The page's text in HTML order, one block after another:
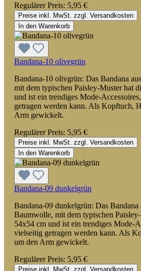
Regulärer Preis: 5,95 €
Preise inkl. MwSt. zzgl. Versandkosten
In den Warenkorb
Bandana-10 olivegrün
Bandana-10 olivgrün: Das Bandana
mit dem typischen Paisley-Muster hat
und ist ein trendiges Mode-
getragen werden kann. Als Kopftuch,
Arm gewickelt.
Regulärer Preis: 5,95 €
Preise inkl. MwSt. zzgl. Versandkosten
In den Warenkorb
Bandana-09 dunkelgrün
Bandana-09 dunkelgrün: Das Bandana
Baumwolle, mit dem typischen
54x54 cm und ist ein trendiges Mode-
vielseitig getragen werden kann. Als
um den Arm gewickelt.
Regulärer Preis: 5,95 €
Preise inkl. MwSt. zzgl. Versandkosten